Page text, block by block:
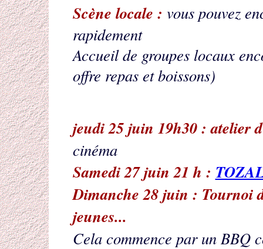
Scène locale : vous pouvez
rapidement
Accueil de groupes locaux
offre repas et boissons)
jeudi 25 juin 19h30 : atelier
cinéma
Samedi 27 juin 21 h :
Dimanche 28 juin : Tournoi
jeunes...
Cela commence par un BBQ